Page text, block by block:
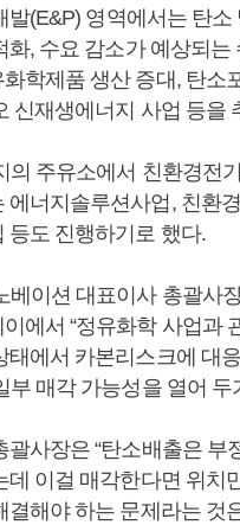
발(E&P) 영역에서는 탄소
화, 수요 감소가 예상되는
학제품 생산 증대, 탄소
신재생에너지 사업 등을
의 주유소에서 친환경전
에너지솔루션사업, 친환
등도 진행하기로 했다.
베이션 대표이사 총괄사
에서 “정유화학 사업과
태에서 카본리스크에 대
부 매각 가능성을 열어 두
괄사장은 “탄소배출은 부
데 이걸 매각한다면 위치
결해야 하는 문제라는 것